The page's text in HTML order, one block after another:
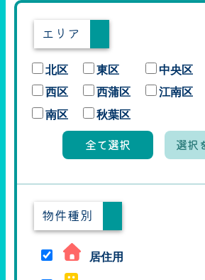
エリア
北区 東区
中央区
西区
西蒲区
江南区
南区
秋葉区
全て選択 選択
物件種別
居住用